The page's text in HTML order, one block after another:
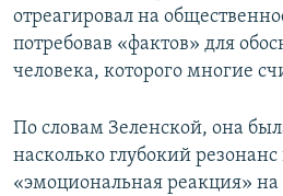
отреагировал на
потребовав «фактов» для
человека, которого многие
По словам Зеленской, она
насколько глубокий
«эмоциональная реакция» на